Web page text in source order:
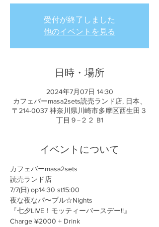
受付が終了しました
他のイベントを見る
日時・場所
2024年7月07日 14:30
カフェバーmasa2sets読売ランド店, 日本、
〒214-0037 神奈川県川崎市多摩区西生田３
丁目９−２２ B1
イベントについて
カフェバーmasa2sets
読売ランド店
7/7(日) op14:30 st15:00
夜な夜なパ〜プル☆Nights
『七夕LIVE！モッティーバースデー!!』
Charge ¥2000 + Drink